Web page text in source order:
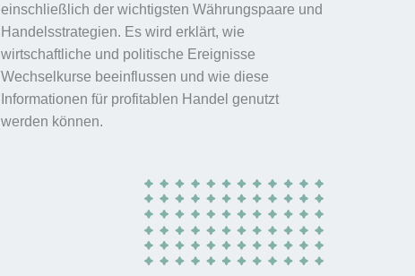
einschließlich der wichtigsten Währungspaare und
Handelsstrategien. Es wird erklärt, wie
wirtschaftliche und politische Ereignisse
Wechselkurse beeinflussen und wie diese
Informationen für profitablen Handel genutzt
werden können.